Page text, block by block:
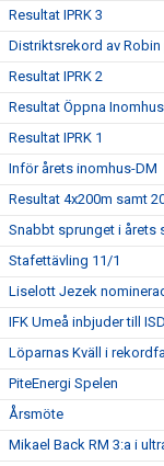
Resultat IPRK 3
Distriktsrekord av Robin
Resultat IPRK 2
Resultat Öppna
Resultat IPRK 1
Inför årets inomhus-DM
Resultat 4x200m samt
Snabbt sprunget i årets
Stafettävling 11/1
Liselott Jezek
IFK Umeå inbjuder till
Löparnas Kväll i
PiteEnergi Spelen
Årsmöte
Mikael Back RM 3:a i